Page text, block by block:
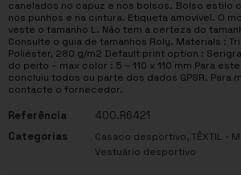
canelados no capuz e nos bolsos. Bolso estilo
nos punhos e na cintura. Etiqueta amovível. O
veste o tamanho L. Não tem a certeza do
Consulte o guia de tamanhos Roly. Materials :
Poliéster, 280 g/m2 Default print option :
do peito – max color : 5 – 110 x 110 mm Para este produto, o fornecedor
concluiu todos ou parte dos dados GPSR. Para
contacte o fornecedor.
Referência
400.R6421
Categorias
Casaco desportivo,TÊXTIL -
Vestuário desportivo